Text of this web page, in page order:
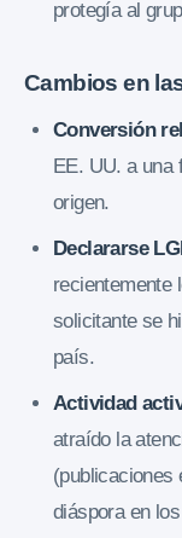
protegía al
Cambios en
Conversión
EE. UU. a una
origen.
Declararse
recientemente
solicitante se
país.
Actividad
atraído la
(publicaciones
diáspora en